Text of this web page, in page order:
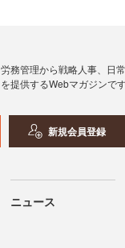
労務管理から戦略人事、日
を提供するWebマガジンです
新規会員登録
ニュース